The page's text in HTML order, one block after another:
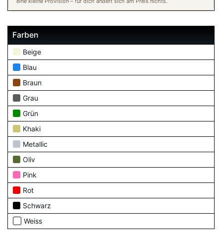
Farben
Beige
Blau
Braun
Grau
Grün
Khaki
Metallic
Oliv
Pink
Rot
Schwarz
Weiss